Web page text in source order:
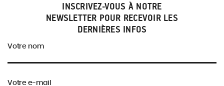
INSCRIVEZ-VOUS À NOTRE
NEWSLETTER POUR RECEVOIR LES
DERNIÈRES INFOS
Votre nom
Votre e-mail